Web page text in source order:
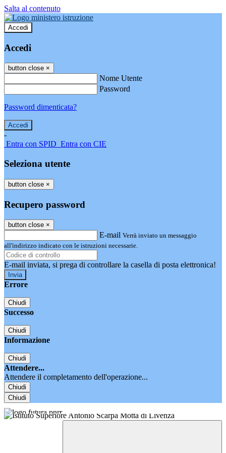
Salta al contenuto
Accedi
Accedi
button close ×
Nome Utente
Password
Password dimenticata?
-
Entra con SPID Entra con CIE
Seleziona utente
button close ×
Recupero password
button close ×
E-mail Verrà inviato un messaggio
all'indirizzo indicato con le istruzioni necessarie.
E-mail inviata, si prega di controllare la casella di posta elettronica!
Errore
Chiudi
Successo
Chiudi
Informazione
Chiudi
Attendere...
Attendere il completamento dell'operazione...
Chiudi
Chiudi